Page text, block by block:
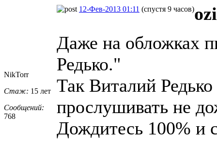
NikTorr
Стаж: 15 лет
Сообщений:
768
12-Фев-2013 01:11 (спустя 9 часов)
Даже на обложках
Редько."
Так Виталий
прослушивать не
Дождитесь 100% и